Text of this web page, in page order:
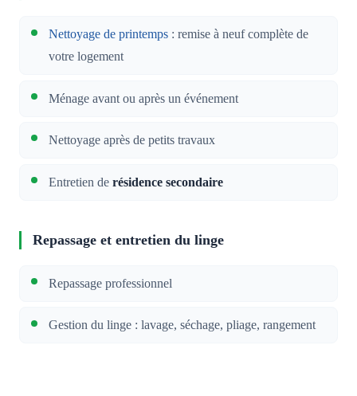
Nettoyage de printemps : remise à neuf complète de
votre logement
Ménage avant ou après un événement
Nettoyage après de petits travaux
Entretien de résidence secondaire
Repassage et entretien du linge
Repassage professionnel
Gestion du linge : lavage, séchage, pliage, rangement